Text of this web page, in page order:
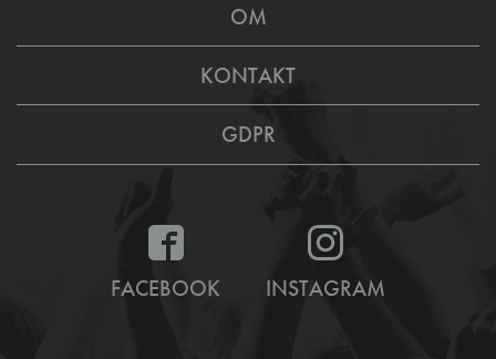
OM
KONTAKT
GDPR
FACEBOOK INSTAGRAM